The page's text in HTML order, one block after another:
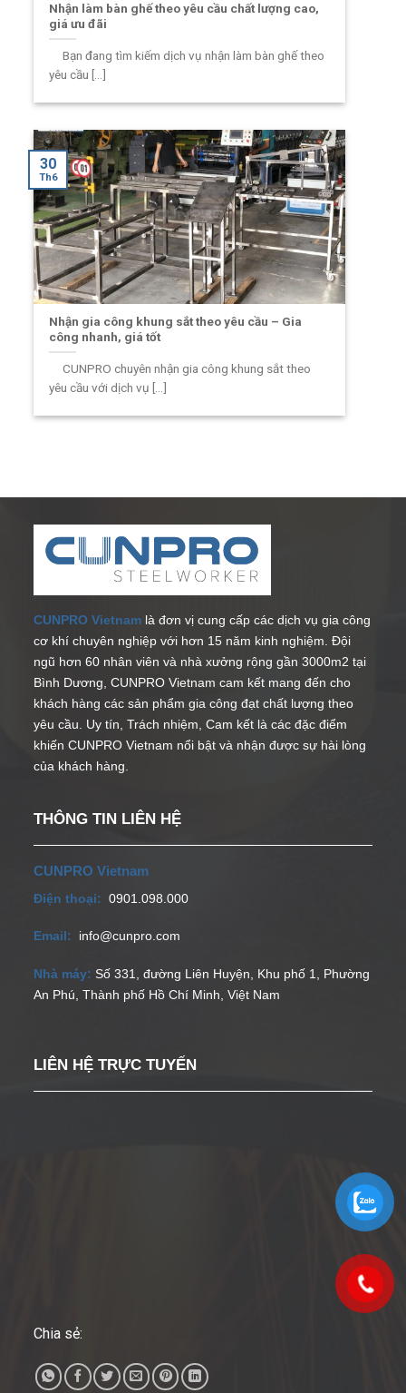
Nhận làm bàn ghế theo yêu cầu chất lượng cao,
giá ưu đãi
Bạn đang tìm kiếm dịch vụ nhận làm bàn ghế theo
yêu cầu [...]
Nhận gia công khung sắt theo yêu cầu – Gia
công nhanh, giá tốt
CUNPRO chuyên nhận gia công khung sắt theo
yêu cầu với dịch vụ [...]
30
Th6
CUNPRO Vietnam là đơn vị cung cấp các dịch vụ gia công
cơ khí chuyên nghiệp với hơn 15 năm kinh nghiệm. Đội
ngũ hơn 60 nhân viên và nhà xưởng rộng gần 3000m2 tại
Bình Dương, CUNPRO Vietnam cam kết mang đến cho
khách hàng các sản phẩm gia công đạt chất lượng theo
yêu cầu. Uy tín, Trách nhiệm, Cam kết là các đặc điểm
khiến CUNPRO Vietnam nổi bật và nhận được sự hài lòng
của khách hàng.
THÔNG TIN LIÊN HỆ
CUNPRO Vietnam
Điện thoại: 0901.098.000
Email: info@cunpro.com
Nhà máy: Số 331, đường Liên Huyện, Khu phố 1, Phường
An Phú, Thành phố Hồ Chí Minh, Việt Nam
LIÊN HỆ TRỰC TUYẾN
Chia sẻ: